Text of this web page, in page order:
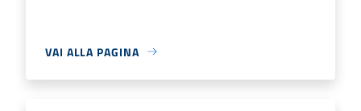
VAI ALLA PAGINA